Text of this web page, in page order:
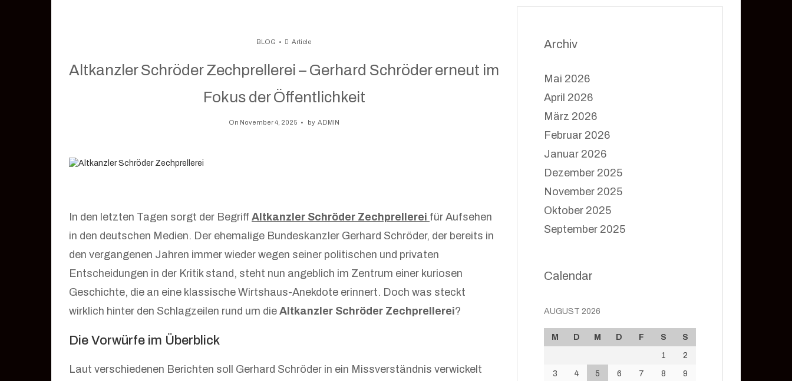
BLOG Article
Altkanzler Schröder Zechprellerei – Gerhard Schröder erneut im
Fokus der Öffentlichkeit
On November 4, 2025 by ADMIN
In den letzten Tagen sorgt der Begriff Altkanzler Schröder Zechprellerei für Aufsehen
in den deutschen Medien. Der ehemalige Bundeskanzler Gerhard Schröder, der bereits in
den vergangenen Jahren immer wieder wegen seiner politischen und privaten
Entscheidungen in der Kritik stand, steht nun angeblich im Zentrum einer kuriosen
Geschichte, die an eine klassische Wirtshaus-Anekdote erinnert. Doch was steckt
wirklich hinter den Schlagzeilen rund um die Altkanzler Schröder Zechprellerei?
Die Vorwürfe im Überblick
Laut verschiedenen Berichten soll Gerhard Schröder in ein Missverständnis verwickelt
Archiv
Mai 2026
April 2026
März 2026
Februar 2026
Januar 2026
Dezember 2025
November 2025
Oktober 2025
September 2025
Calendar
AUGUST 2026
M D M D F S S
1 2
3 4 5 6 7 8 9